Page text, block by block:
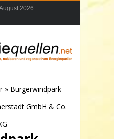
2026
» Bürgerwindpark
GmbH & Co.